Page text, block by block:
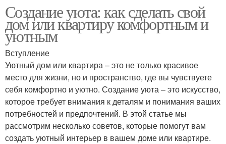
Создание уюта: как сделать свой
дом или квартиру комфортным и
уютным
Вступление
Уютный дом или квартира – это не только красивое
место для жизни, но и пространство, где вы чувствуете
себя комфортно и уютно. Создание уюта – это искусство,
которое требует внимания к деталям и понимания ваших
потребностей и предпочтений. В этой статье мы
рассмотрим несколько советов, которые помогут вам
создать уютный интерьер в вашем доме или квартире.